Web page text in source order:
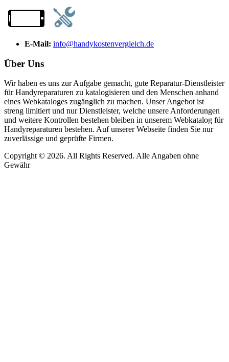
E-Mail: info@handykostenvergleich.de
Über Uns
Wir haben es uns zur Aufgabe gemacht, gute Reparatur-Dienstleister
für Handyreparaturen zu katalogisieren und den Menschen anhand
eines Webkataloges zugänglich zu machen. Unser Angebot ist
streng limitiert und nur Dienstleister, welche unsere Anforderungen
und weitere Kontrollen bestehen bleiben in unserem Webkatalog für
Handyreparaturen bestehen. Auf unserer Webseite finden Sie nur
zuverlässige und geprüfte Firmen.
Copyright © 2026. All Rights Reserved. Alle Angaben ohne
Gewähr